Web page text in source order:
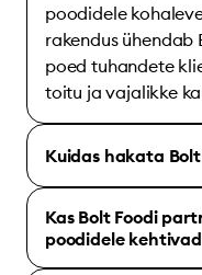
poodidele
rakendus ühendab
poed tuhandete
toitu ja vajalikke
Kuidas hakata
Kas Bolt Foodi
poodidele